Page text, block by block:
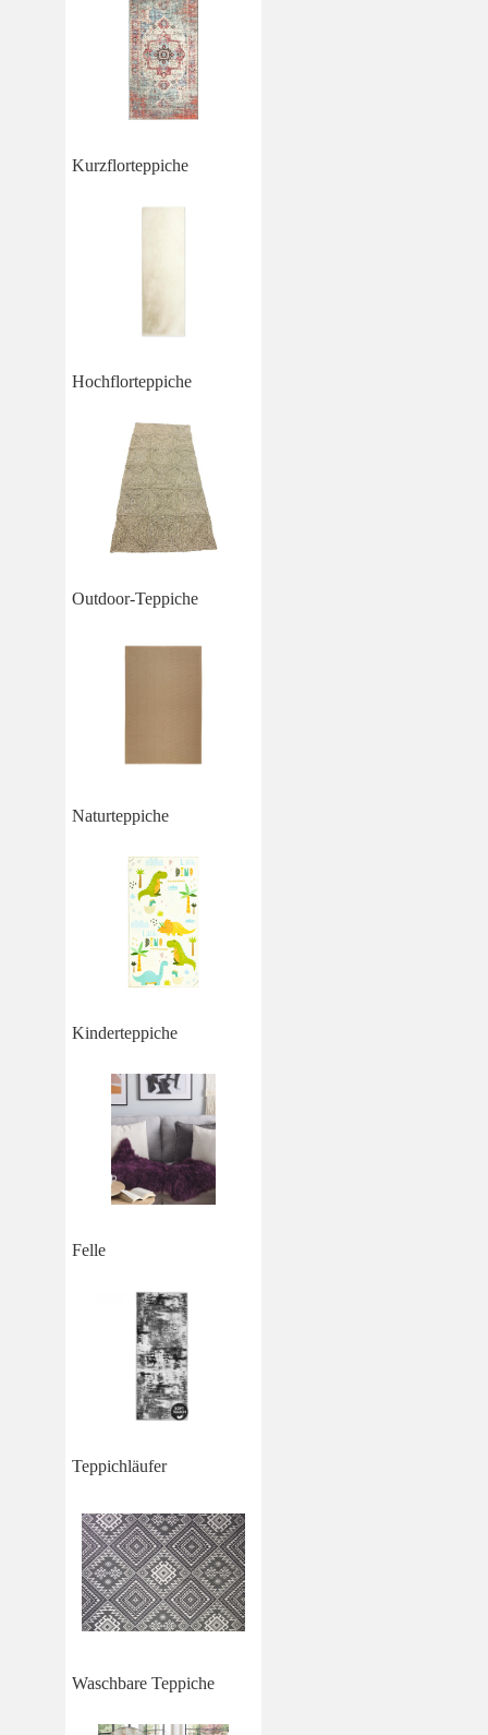
Kurzflorteppiche
Hochflorteppiche
Outdoor-Teppiche
Naturteppiche
Kinderteppiche
Felle
Teppichläufer
Waschbare Teppiche